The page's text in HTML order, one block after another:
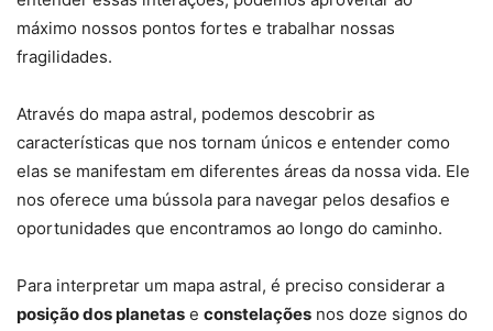
máximo nossos pontos fortes e trabalhar nossas
fragilidades.
Através do mapa astral, podemos descobrir as
características que nos tornam únicos e entender como
elas se manifestam em diferentes áreas da nossa vida. Ele
nos oferece uma bússola para navegar pelos desafios e
oportunidades que encontramos ao longo do caminho.
Para interpretar um mapa astral, é preciso considerar a
posição dos planetas e constelações nos doze signos do